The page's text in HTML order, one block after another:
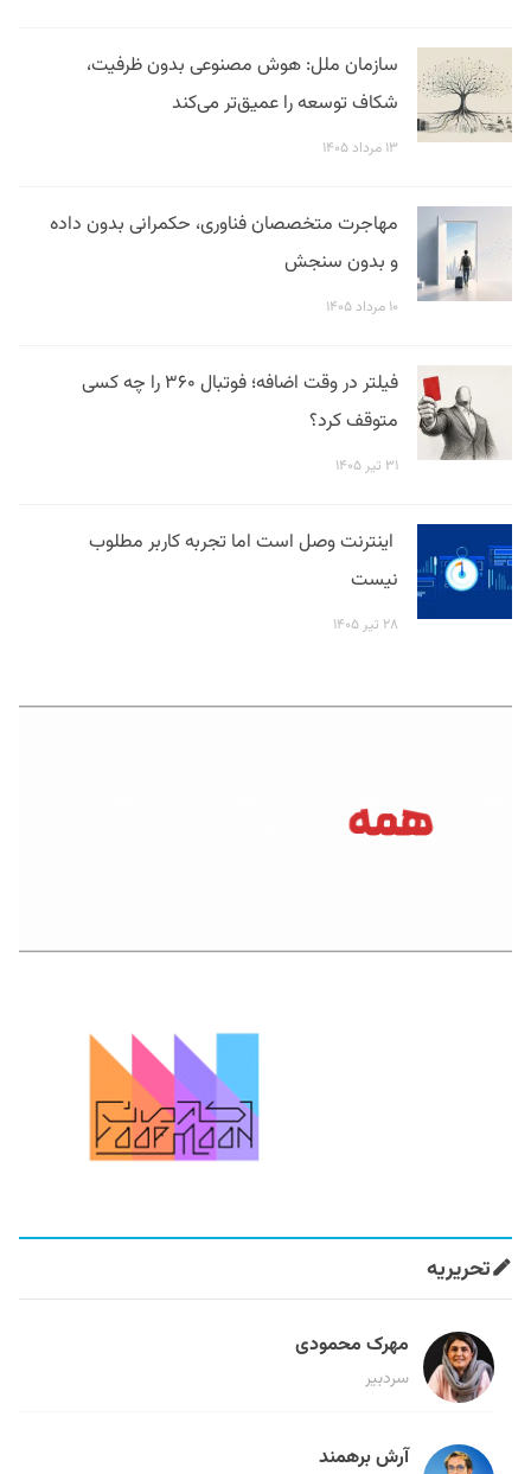
سازمان ملل: هوش مصنوعی بدون ظرفیت،
شکاف توسعه را عمیق‌تر می‌کند
۱۳ مرداد ۱۴۰۵
مهاجرت متخصصان فناوری، حکمرانی بدون داده
و بدون سنجش
۱۰ مرداد ۱۴۰۵
فیلتر در وقت اضافه؛ فوتبال ۳۶۰ را چه کسی
متوقف کرد؟
۳۱ تیر ۱۴۰۵
اینترنت وصل است اما تجربه کاربر مطلوب
نیست
۲۸ تیر ۱۴۰۵
تحریریه
مهرک محمودی
سردبیر
آرش برهمند